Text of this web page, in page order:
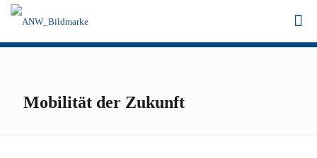
Mobilität der Zukunft